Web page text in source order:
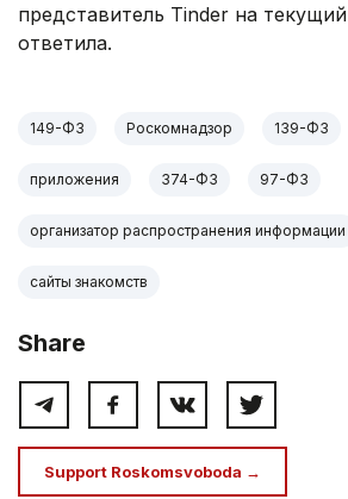
представитель Tinder на
ответила.
149-ФЗ Роскомнадзор 139-ФЗ
приложения 374-ФЗ 97-ФЗ
организатор распространения информации
сайты знакомств
Share
Support Roskomsvoboda →